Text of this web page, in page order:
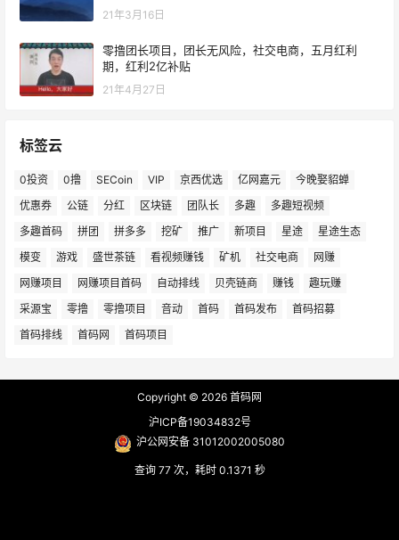
21年3月16日
零撸团长项目，团长无风险，社交电商，五月红利
期，红利2亿补贴
21年4月27日
标签云
0投资 0撸 SECoin VIP 京西优选 亿网嘉元
今晚娶貂蝉
优惠券
公链 分红 区块链 团队长 多趣
多趣短视频
多趣首码
拼团 拼多多 挖矿 推广 新项目 星途
星途生态
模变
游戏 盛世茶链 看视频赚钱 矿机 社交电商
网赚
网赚项目
网赚项目首码 自动排线 贝壳链商 赚钱
趣玩赚
采源宝
零撸 零撸项目 音动 首码 首码发布
首码招募
首码排线
首码网 首码项目
Copyright © 2026 首码网
沪ICP备19034832号
沪公网安备 31012002005080
查询 77 次，耗时 0.1371 秒